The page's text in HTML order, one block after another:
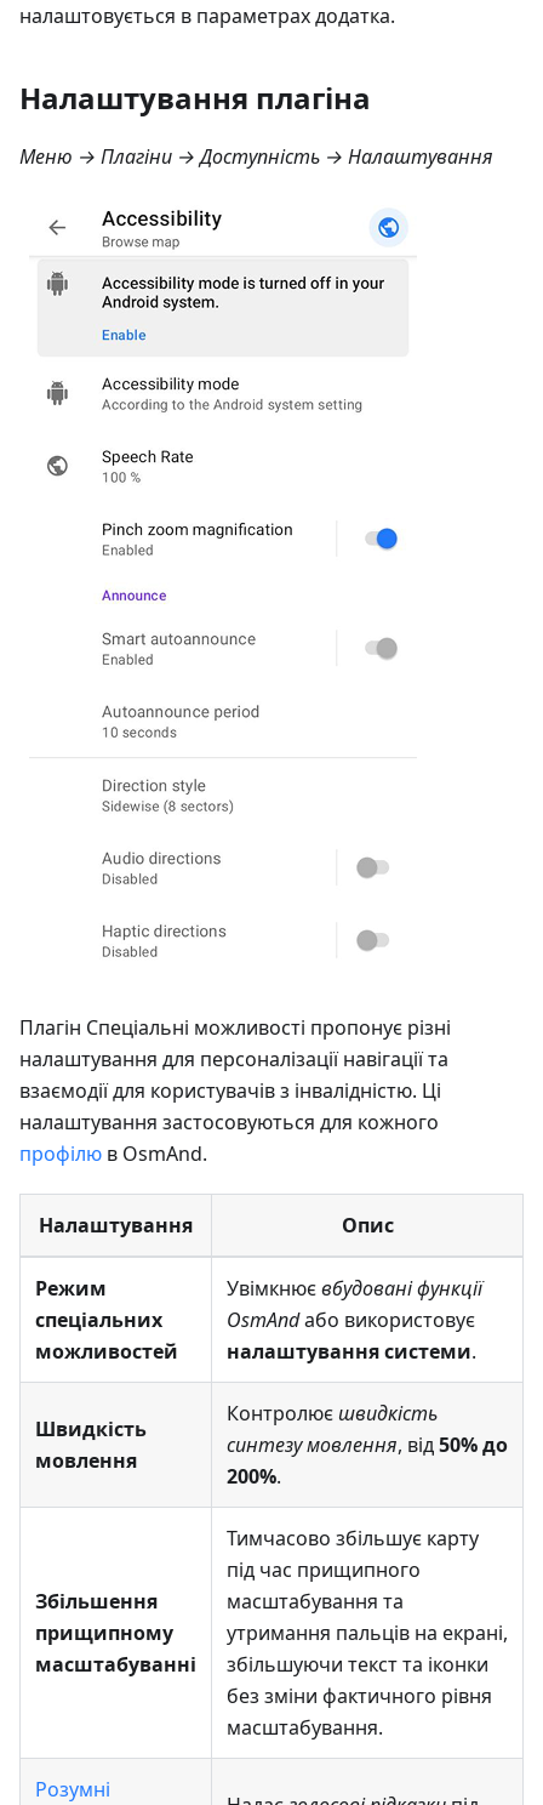
налаштовується в параметрах додатка.
Налаштування плагіна
Меню → Плагіни → Доступність → Налаштування
Плагін Спеціальні можливості пропонує різні
налаштування для персоналізації навігації та
взаємодії для користувачів з інвалідністю. Ці
налаштування застосовуються для кожного
профілю в OsmAnd.
Налаштування Опис
Режим
спеціальних
можливостей
Увімкнюєвбудовані функції
OsmAndабо використовує
налаштування системи.
Швидкість
мовлення
Контролює швидкість
синтезу мовлення, від50% до
200%.
Збільшення
прищипному
масштабуванні
Тимчасово збільшує карту
під час прищипного
масштабування та
утримання пальців на екрані,
збільшуючи текст та іконки
без зміни фактичного рівня
масштабування.
Розумні